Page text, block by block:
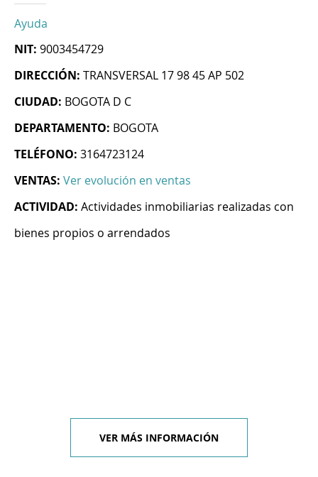
Ayuda
NIT: 9003454729
DIRECCIÓN: TRANSVERSAL 17 98 45 AP 502
CIUDAD: BOGOTA D C
DEPARTAMENTO: BOGOTA
TELÉFONO: 3164723124
VENTAS: Ver evolución en ventas
ACTIVIDAD: Actividades inmobiliarias realizadas con
bienes propios o arrendados
VER MÁS INFORMACIÓN